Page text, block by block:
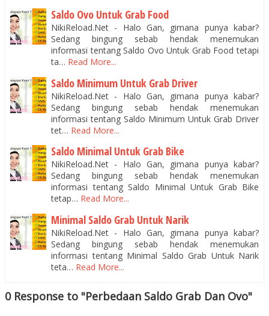
Saldo Ovo Untuk Grab Food
NikiReload.Net - Halo Gan, gimana punya kabar?
Sedang bingung sebab hendak menemukan
informasi tentang Saldo Ovo Untuk Grab Food tetapi
ta… Read More...
Saldo Minimum Untuk Grab Driver
NikiReload.Net - Halo Gan, gimana punya kabar?
Sedang bingung sebab hendak menemukan
informasi tentang Saldo Minimum Untuk Grab Driver
tet… Read More...
Saldo Minimal Untuk Grab Bike
NikiReload.Net - Halo Gan, gimana punya kabar?
Sedang bingung sebab hendak menemukan
informasi tentang Saldo Minimal Untuk Grab Bike
tetap… Read More...
Minimal Saldo Grab Untuk Narik
NikiReload.Net - Halo Gan, gimana punya kabar?
Sedang bingung sebab hendak menemukan
informasi tentang Minimal Saldo Grab Untuk Narik
teta… Read More...
0 Response to "Perbedaan Saldo Grab Dan Ovo"